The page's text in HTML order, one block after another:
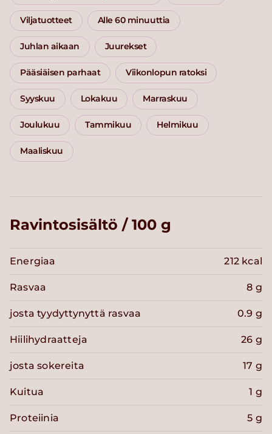
Viljatuotteet Alle 60 minuuttia
Juhlan aikaan Juurekset
Pääsiäisen parhaat Viikonlopun ratoksi
Syyskuu Lokakuu Marraskuu
Joulukuu Tammikuu Helmikuu
Maaliskuu
Ravintosisältö / 100 g
Energiaa 212 kcal
Rasvaa 8 g
josta tyydyttynyttä rasvaa 0.9 g
Hiilihydraatteja 26 g
josta sokereita 17 g
Kuitua 1 g
Proteiinia 5 g